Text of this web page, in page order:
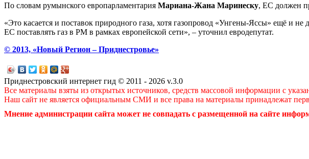
По словам румынского европарламентария Мариана-Жана Маринеску, ЕС должен
«Это касается и поставок природного газа, хотя газопровод «Унгены-Яссы» ещё и
ЕС поставлять газ в РМ в рамках европейской сети», – уточнил евродепутат.
© 2013, «Новый Регион – Приднестровье»
Приднестровский интернет гид © 2011 - 2026 v.3.0
Все материалы взяты из открытых источников, средств массовой информации с
Наш сайт не является официальным СМИ и все права на материалы принадлежат
Мнение администрации сайта может не совпадать с размещенной на сайте